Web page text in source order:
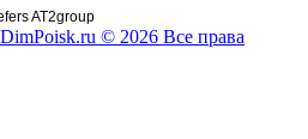
AT2group
© 2026 Все права